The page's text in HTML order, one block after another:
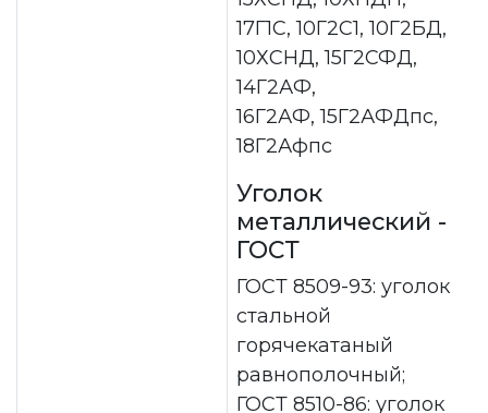
17Г1С, 10Г2С1, 10Г2БД,
10ХСНД, 15Г2СФД,
14Г2АФ,
16Г2АФ, 15Г2АФДпс,
18Г2Афпс
Уголок
металлический -
ГОСТ
ГОСТ 8509-93: уголок
стальной
горячекатаный
равнополочный;
ГОСТ 8510-86: уголок